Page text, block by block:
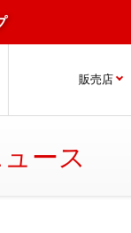
販売店
ース